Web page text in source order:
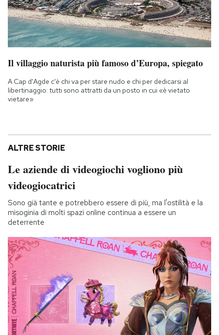
Il villaggio naturista più famoso d’Europa, spiegato
A Cap d'Agde c'è chi va per stare nudo e chi per dedicarsi al
libertinaggio: tutti sono attratti da un posto in cui «è vietato
vietare»
ALTRE STORIE
Le aziende di videogiochi vogliono più
videogiocatrici
Sono già tante e potrebbero essere di più, ma l'ostilità e la
misoginia di molti spazi online continua a essere un
deterrente